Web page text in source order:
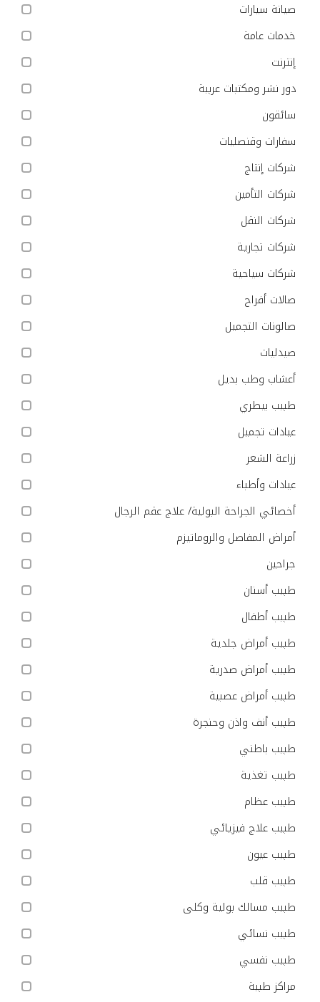
صيانة سيارات
خدمات عامة
إنترنت
دور نشر ومكتبات عربية
سائقون
سفارات وقنصليات
شركات إنتاج
شركات التأمين
شركات النقل
شركات تجارية
شركات سياحية
صالات أفراح
صالونات التجميل
صيدليات
أعشاب وطب بديل
طبيب بيطري
عيادات تجميل
زراعة الشعر
عيادات وأطباء
أخصائي الجراحة البولية/ علاج عقم الرجال
أمراض المفاصل والروماتيزم
جراحين
طبيب أسنان
طبيب أطفال
طبيب أمراض جلدية
طبيب أمراض صدرية
طبيب أمراض عصبية
طبيب أنف واذن وحنجرة
طبيب باطني
طبيب تغذية
طبيب عظام
طبيب علاج فيزيائي
طبيب عيون
طبيب قلب
طبيب مسالك بولية وكلى
طبيب نسائي
طبيب نفسي
مراكز طبية